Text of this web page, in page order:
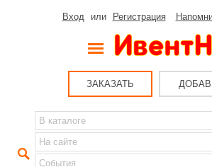
Вход или Регистрация
ЗАКАЗАТЬ